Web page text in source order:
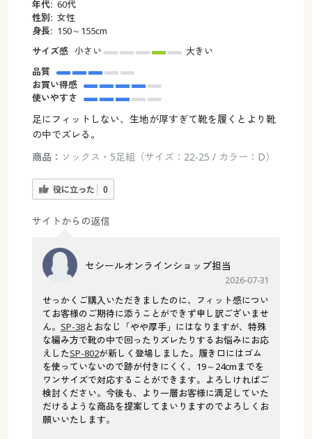
年代: 60代
性別: 女性
身長: 150～155cm
サイズ感 小さい
大きい
品質
お買い得感
使いやすさ
足にフィットしない、生地が厚すぎて靴を履くとより靴
の中でズレる。
商品： ソックス・5足組（サイズ：22-25 / カラー：D）
役に立った 0
サイトからの返信
セシールオンラインショップ担当
2026-07-31
せっかくご購入いただきましたのに、フィット感につい
てお客様のご期待に添うことができず申し訳ございませ
ん。 SP-38とおなじ「やや厚手」にはなりますが、特殊
な編み方で靴の中で回ったりズレたりするお悩みにお応
えしたSP-802が新しく登場しました。履き口にはゴム
を使っていないので跡が付きにくく、19～24cmまでを
ワンサイズで対応することができます。よろしければご
検討ください。今後も、より一層お客様に満足していた
だけるような商品を提案してまいりますのでよろしくお
願いいたします。